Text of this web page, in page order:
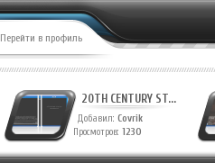
Перейти в профиль
ФАНТАСТИЧЕСКАЯ ...
Добавил:Munche
Просмотров:959